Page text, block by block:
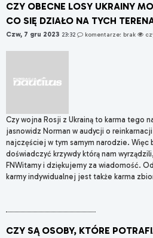
CZY OBECNE LOSY UKRAINY
CO SIĘ DZIAŁO NA TYCH
Czw, 7 gru 2023 23:32 komentarze: brak
Czy wojna Rosji z Ukrainą to karma tego
jasnowidz Norman w audycji o
najczęściej w tym samym narodzie. Więc
doświadczyć krzywdy którą nam
FNWitamy i dziękujemy za wiadomość.
karmy indywidualnej jest także karma
CZY SĄ OSOBY, KTÓRE